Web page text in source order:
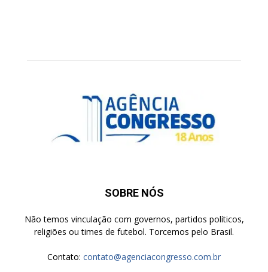
SOBRE NÓS
Não temos vinculação com governos, partidos políticos,
religiões ou times de futebol. Torcemos pelo Brasil.
Contato: contato@agenciacongresso.com.br